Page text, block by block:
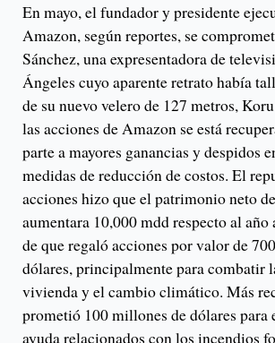
En mayo, el fundador y presidente
Amazon, según reportes, se
Sánchez, una expresentadora de
Ángeles cuyo aparente retrato había
de su nuevo velero de 127 metros,
las acciones de Amazon se está
parte a mayores ganancias y despidos
medidas de reducción de costos. El
acciones hizo que el patrimonio neto
aumentara 10,000 mdd respecto al año
de que regaló acciones por valor de
dólares, principalmente para combatir
vivienda y el cambio climático. Más
prometió 100 millones de dólares para
ayuda relacionados con los incendios